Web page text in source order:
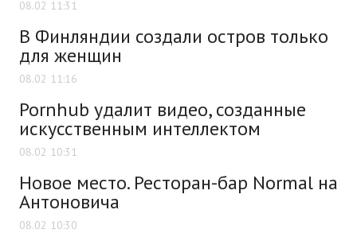
08.02 11:31
В Финляндии создали остров только
для женщин
08.02 11:16
Pornhub удалит видео, созданные
искусственным интеллектом
08.02 10:31
Новое место. Ресторан-бар Normal на
Антоновича
08.02 10:30